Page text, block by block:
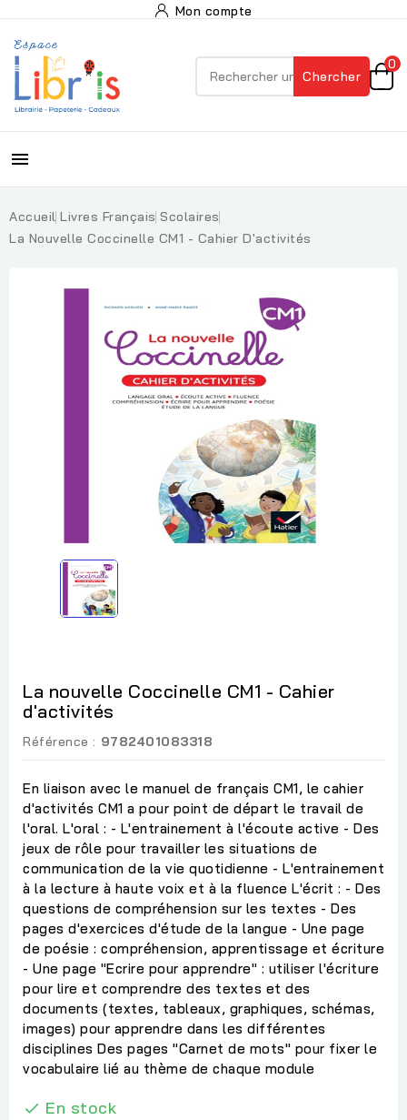
Mon compte
Chercher
0

Accueil Livres Français Scolaires
La Nouvelle Coccinelle CM1 - Cahier D'activités
La nouvelle Coccinelle CM1 - Cahier
d'activités
Référence : 9782401083318
En liaison avec le manuel de français CM1, le cahier
d'activités CM1 a pour point de départ le travail de
l'oral. L'oral : - L'entrainement à l'écoute active - Des
jeux de rôle pour travailler les situations de
communication de la vie quotidienne - L'entrainement
à la lecture à haute voix et à la fluence L'écrit : - Des
questions de compréhension sur les textes - Des
pages d'exercices d'étude de la langue - Une page
de poésie : compréhension, apprentissage et écriture
- Une page "Ecrire pour apprendre" : utiliser l'écriture
pour lire et comprendre des textes et des
documents (textes, tableaux, graphiques, schémas,
images) pour apprendre dans les différentes
disciplines Des pages "Carnet de mots" pour fixer le
vocabulaire lié au thème de chaque module
 En stock